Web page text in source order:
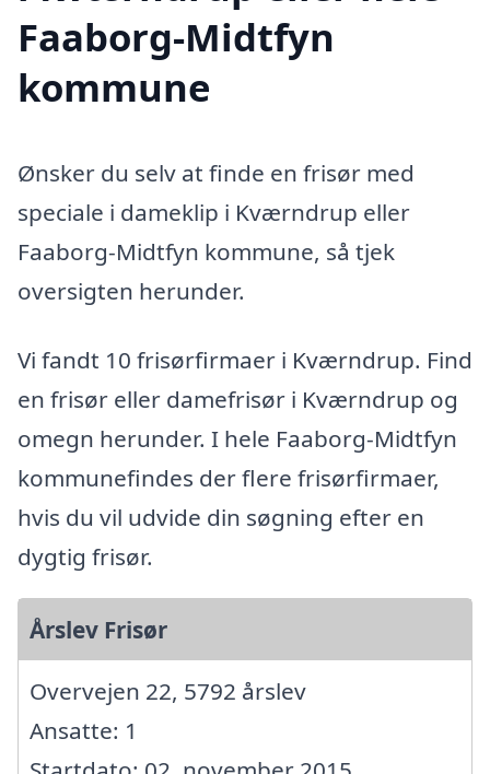
Faaborg-Midtfyn
kommune
Ønsker du selv at finde en frisør med
speciale i dameklip i Kværndrup eller
Faaborg-Midtfyn kommune, så tjek
oversigten herunder.
Vi fandt 10 frisørfirmaer i Kværndrup. Find
en frisør eller damefrisør i Kværndrup og
omegn herunder. I hele Faaborg-Midtfyn
kommunefindes der flere frisørfirmaer,
hvis du vil udvide din søgning efter en
dygtig frisør.
Årslev Frisør
Overvejen 22, 5792 årslev
Ansatte: 1